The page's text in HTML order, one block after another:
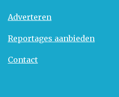
Adverteren
Reportages aanbieden
Contact